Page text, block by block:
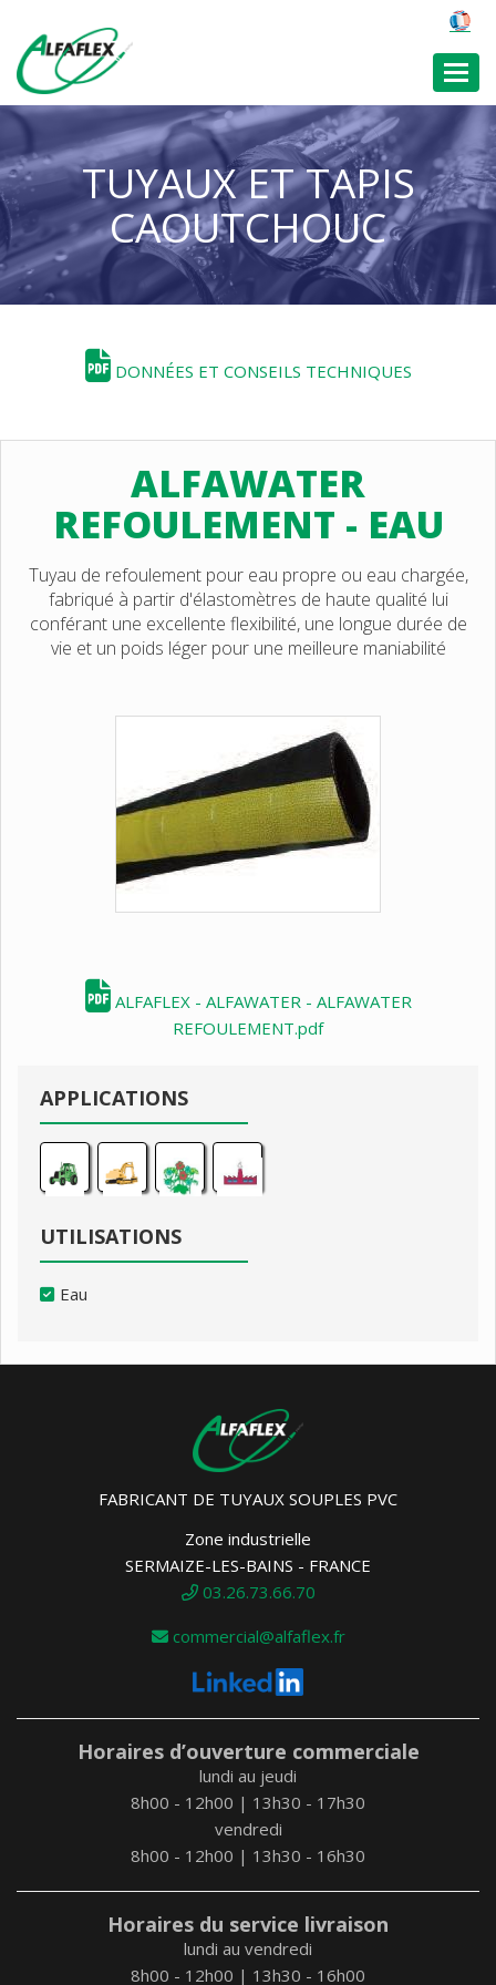
TUYAUX ET TAPIS
CAOUTCHOUC
DONNÉES ET CONSEILS TECHNIQUES
ALFAWATER
REFOULEMENT - EAU
Tuyau de refoulement pour eau propre ou eau chargée,
fabriqué à partir d'élastomètres de haute qualité lui
conférant une excellente flexibilité, une longue durée de
vie et un poids léger pour une meilleure maniabilité
ALFAFLEX - ALFAWATER - ALFAWATER
REFOULEMENT.pdf
APPLICATIONS
UTILISATIONS
Eau
FABRICANT DE TUYAUX SOUPLES PVC
Zone industrielle
SERMAIZE-LES-BAINS - FRANCE
03.26.73.66.70
commercial@alfaflex.fr
Horaires d’ouverture commerciale
lundi au jeudi
8h00 - 12h00 | 13h30 - 17h30
vendredi
8h00 - 12h00 | 13h30 - 16h30
Horaires du service livraison
lundi au vendredi
8h00 - 12h00 | 13h30 - 16h00